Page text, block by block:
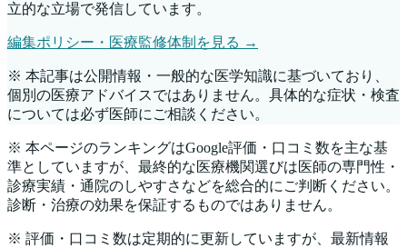
立的な立場で発信しています。
編集ポリシー・医療監修体制を見る →
※ 本記事は公開情報・一般的な医学知識に基づいており、
個別の医療アドバイスではありません。具体的な症状・検査
については必ず医師にご相談ください。
※ 本ページのランキングはGoogle評価・口コミ数を主な基
準としていますが、最終的な医療機関選びは医師の専門性・
診療実績・通院のしやすさなどを総合的にご判断ください。
診断・治療の効果を保証するものではありません。
※ 評価・口コミ数は定期的に更新していますが、最新情報